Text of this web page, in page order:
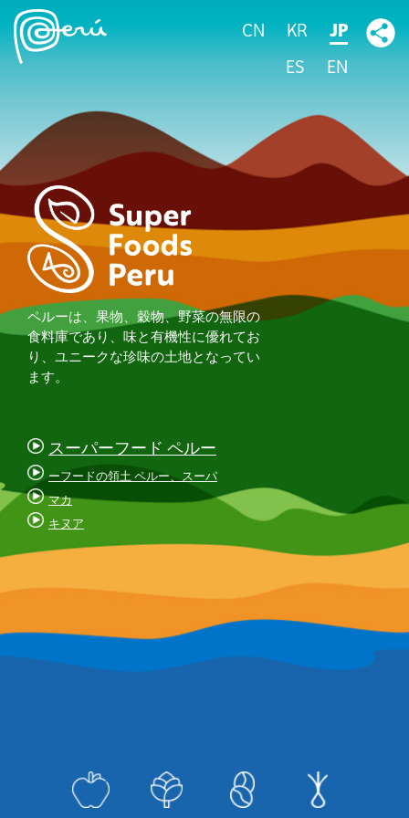
CN KR
JP
ES
EN
ペルーは、果物、穀物、野菜の無限の
食料庫であり、味と有機性に優れてお
り、ユニークな珍味の土地となってい
ます。
スーパーフード ペルー
ーフードの領土 ペルー、スーパ
マカ
キヌア